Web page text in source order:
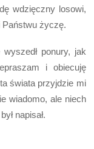
wdzięczny losowi,
Państwu życzę.
ponury, jak
i obiecuję
świata przyjdzie mi
wiadomo, ale niech
napisał.